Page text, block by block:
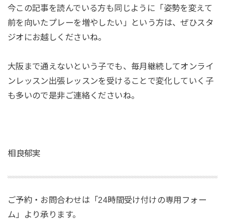
今この記事を読んでいる方も同じように「姿勢を変えて
前を向いたプレーを増やしたい」という方は、ぜひスタ
ジオにお越しくださいね。
大阪まで通えないという子でも、毎月継続してオンライ
ンレッスン出張レッスンを受けることで変化していく子
も多いので是非ご連絡くださいね。
⁡相良郁実
ご予約・お問合わせは「24時間受け付けの専用フォー
ム」より承ります。